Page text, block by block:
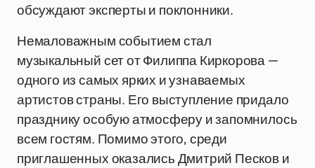
обсуждают эксперты и поклонники.
Немаловажным событием стал
музыкальный сет от Филиппа Киркорова —
одного из самых ярких и узнаваемых
артистов страны. Его выступление придало
празднику особую атмосферу и запомнилось
всем гостям. Помимо этого, среди
приглашенных оказались Дмитрий Песков и